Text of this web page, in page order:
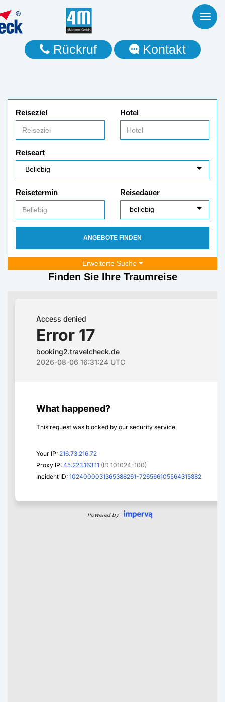
Toggle
Rückruf Kontakt
Reiseziel Hotel
Reiseart
Reisetermin Reisedauer
ANGEBOTE FINDEN
Erweiterte Suche
Finden Sie Ihre Traumreise